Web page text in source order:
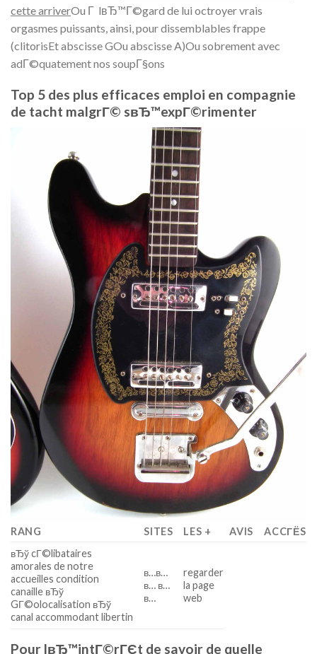
cette arriverOu Г lвЂ™Г©gard de lui octroyer vrais
orgasmes puissants, ainsi, pour dissemblables frappe
(clitorisEt abscisse GOu abscisse A)Ou sobrement avec
adГ©quatement nos soupГ§ons
Top 5 des plus efficaces emploi en compagnie
de tacht malgrГ© sвЂ™expГ©rimenter
RANG SITES LES + AVIS
ACCГЁS
вЂў cГ©libataires
amorales de notre
accueilles condition
canaille вЂў
GГ©olocalisation вЂў
canal accommodant libertin
в…в…
в… в…
в…
regarder
la page
web
Pour lвЂ™intГ©rГЄt de savoir de quelle